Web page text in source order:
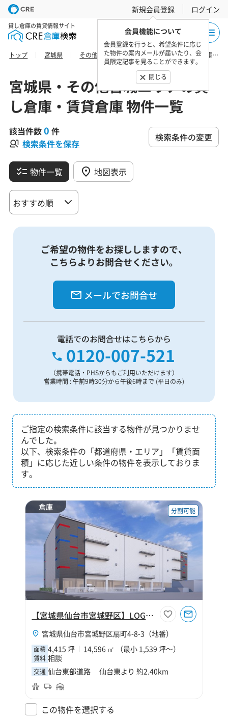
新規会員登録
会員機能について
会員登録を行うと、希望条件に応じ
た物件の案内メールが届いたり、会
員限定記事を見ることができます。
閉じる
ログイン
貸し倉庫の賃貸情報サイト
トップ 宮城県 その他宮城エリア 刈田郡蔵王町の貸し倉庫・賃貸倉庫 物件一覧
宮城県・その他宮城エリアの貸
し倉庫・賃貸倉庫 物件一覧
該当件数0 件
検索条件を保存
検索条件の変更
物件一覧 地図表示
ご希望の物件をお探ししますので、
こちらよりお問合せください。
メールでお問合せ
電話でのお問合せはこちらから
0120-007-521
（携帯電話・PHSからもご利用いただけます）
営業時間 : 午前9時30分から午後6時まで (平日のみ)
ご指定の検索条件に該当する物件が見つかりませ
んでした。
以下、検索条件の「都道府県・エリア」「賃貸面
積」に応じた近しい条件の物件を表示しておりま
す。
倉庫 分割可能
【宮城県仙台市宮城野区】LOGIBASE仙台Ⅱ
宮城県仙台市宮城野区扇町4-8-3（地番）
面積 4,415 坪 14,596 ㎡ （最小 1,539 坪～）
賃料 相談
交通 仙台東部道路 仙台東より 約2.40km
この物件を選択する